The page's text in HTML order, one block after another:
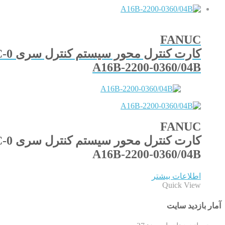
FANUC
کارت کنترل محور سیستم کنترل سری 0-MC
A16B-2200-0360/04B
FANUC
کارت کنترل محور سیستم کنترل سری 0-MC
A16B-2200-0360/04B
اطلاعات بیشتر
Quick View
آمار بازدید سایت